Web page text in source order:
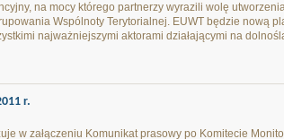
na mocy którego partnerzy wyrazili wolę
Wspólnoty Terytorialnej. EUWT będzie nową
najważniejszymi aktorami działającymi na
r.
w załączeniu Komunikat prasowy po Komitecie